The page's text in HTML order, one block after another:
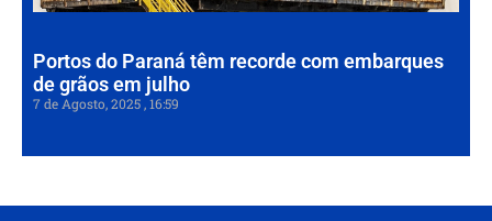
Portos do Paraná têm recorde com embarques
de grãos em julho
7 de Agosto, 2025 16:59